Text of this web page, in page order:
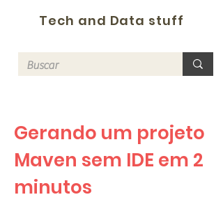
Tech and Data stuff
Gerando um projeto
Maven sem IDE em 2
minutos